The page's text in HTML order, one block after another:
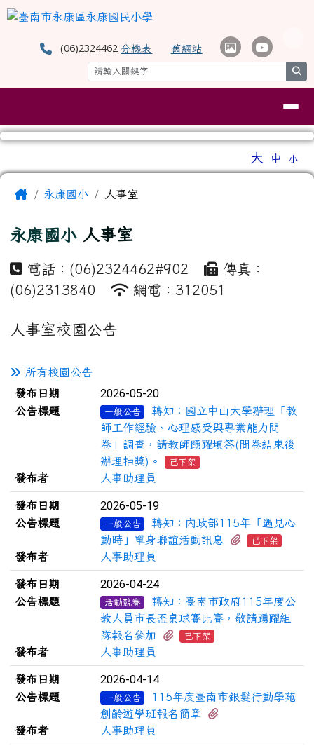
跳至主內容區
臺南市永康區永康國民小學
(06)2324462分機表 舊網站
⏸
大 中 小
Home永康國小 人事室
永康國小 人事室
電話：(06)2324462#902
傳真：
(06)2313840
網電：312051
人事室校園公告
所有校園公告
新聞列表
發布日期 2026-05-20
公告標題 一般公告
轉知：國立中山大學辦理「教
師工作經驗、心理感受與專業能力問
卷」調查，請教師踴躍填答(問卷結束後
辦理抽獎)。
已下架
發布者 人事助理員
發布日期 2026-05-19
公告標題 一般公告
轉知：內政部115年「遇見心
動時」單身聯誼活動訊息
有7個附檔
已下架
發布者 人事助理員
發布日期 2026-04-24
公告標題 活動競賽
轉知：臺南市政府115年度公
教人員市長盃桌球賽比賽，敬請踴躍組
隊報名參加
有3個附檔
已下架
發布者 人事助理員
發布日期 2026-04-14
公告標題 一般公告
115年度臺南市銀髮行動學苑
創齡遊學班報名簡章
發布者
人事助理員
頁尾區域